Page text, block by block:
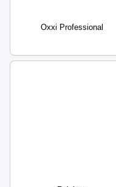
Oxxi Professional